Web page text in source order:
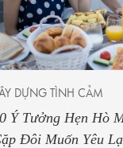
DỰNG TÌNH CẢM
Ý Tưởng Hẹn Hò
Đôi Muốn Yêu